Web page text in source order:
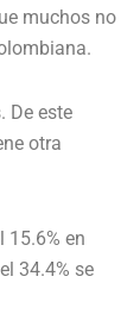
muchos no
De este
otra
15.6% en
34.4% se